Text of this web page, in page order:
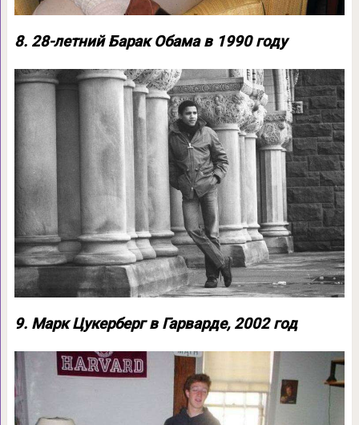
8. 28-летний Барак Обама в 1990 году
9. Марк Цукерберг в Гарварде, 2002 год